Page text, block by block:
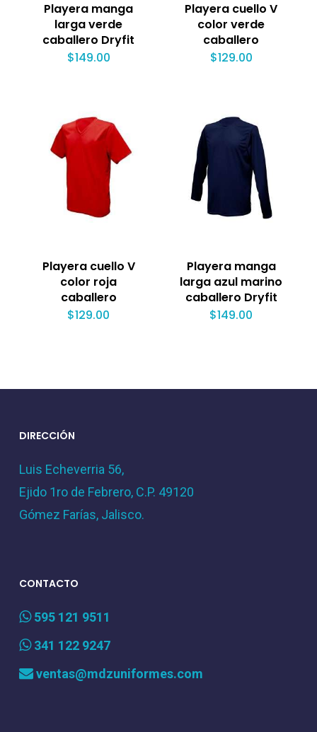
Playera manga
larga verde
caballero Dryfit
$149.00
Playera cuello V
color verde
caballero
$129.00
Playera cuello V
color roja
caballero
$129.00
Playera manga
larga azul marino
caballero Dryfit
$149.00
DIRECCIÓN
Luis Echeverria 56,
Ejido 1ro de Febrero, C.P. 49120
Gómez Farías, Jalisco.
CONTACTO
595 121 9511
341 122 9247
ventas@mdzuniformes.com